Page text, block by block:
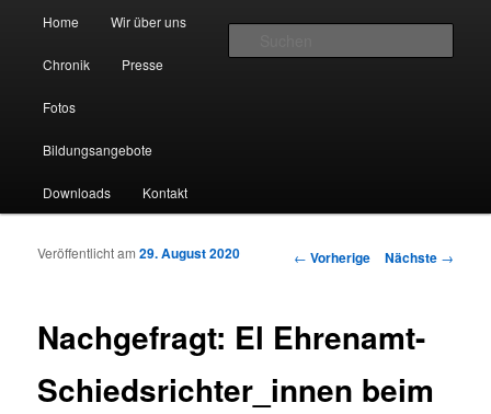
VereinsfußBall für Alle e.V.
Zum Inhalt wechseln
Zum sekundären Inhalt wechseln
Home Wir über uns
Chronik Presse
Fotos
Bildungsangebote
Downloads Kontakt
Artikelnavigation
← Vorherige Nächste →
Nachgefragt: El Ehrenamt-
Schiedsrichter_innen beim
Veröffentlicht am29. August 2020